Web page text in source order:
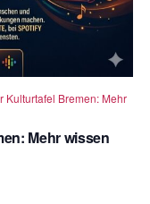
Mehr wissen
Kulturtafel Bremen: Mehr